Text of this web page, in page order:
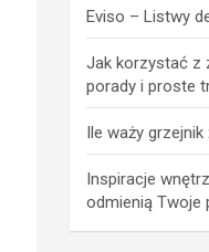
Eviso – Listwy
Jak korzystać z
porady i proste
Ile waży
Inspiracje
odmienią Twoje